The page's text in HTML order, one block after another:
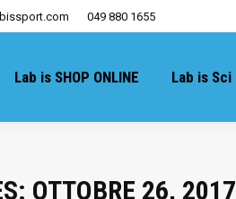
049 880 1655
Lab is SHOP ONLINE Lab is Sci
OTTOBRE 26, 2017